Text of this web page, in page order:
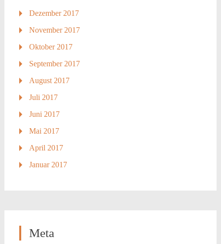
Dezember 2017
November 2017
Oktober 2017
September 2017
August 2017
Juli 2017
Juni 2017
Mai 2017
April 2017
Januar 2017
Meta